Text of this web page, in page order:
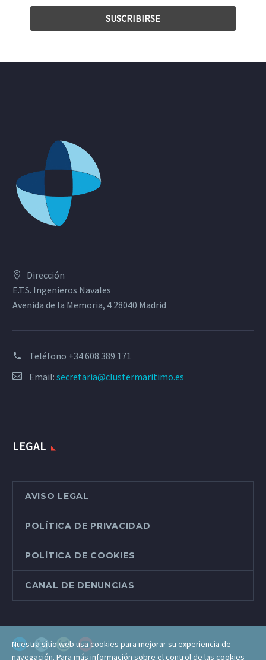
Dirección
E.T.S. Ingenieros Navales
Avenida de la Memoria, 4 28040 Madrid
Teléfono +34 608 389 171
Email: secretaria@clustermaritimo.es
LEGAL
AVISO LEGAL
POLÍTICA DE PRIVACIDAD
POLÍTICA DE COOKIES
CANAL DE DENUNCIAS
Nuestra sitio web usa cookies para mejorar su experiencia de
navegación. Para más información sobre el control de las cookies